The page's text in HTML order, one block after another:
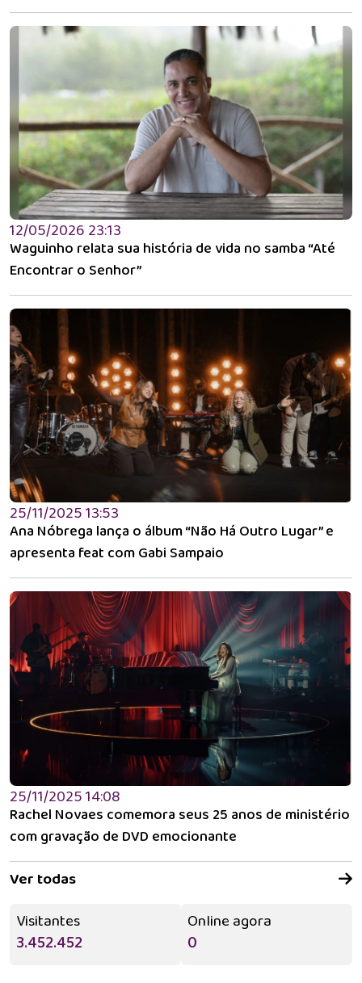
12/05/2026 23:13
Waguinho relata sua história de vida no samba “Até
Encontrar o Senhor”
25/11/2025 13:53
Ana Nóbrega lança o álbum “Não Há Outro Lugar” e
apresenta feat com Gabi Sampaio
25/11/2025 14:08
Rachel Novaes comemora seus 25 anos de ministério
com gravação de DVD emocionante
Ver todas
Visitantes
3.452.452
Online agora
0